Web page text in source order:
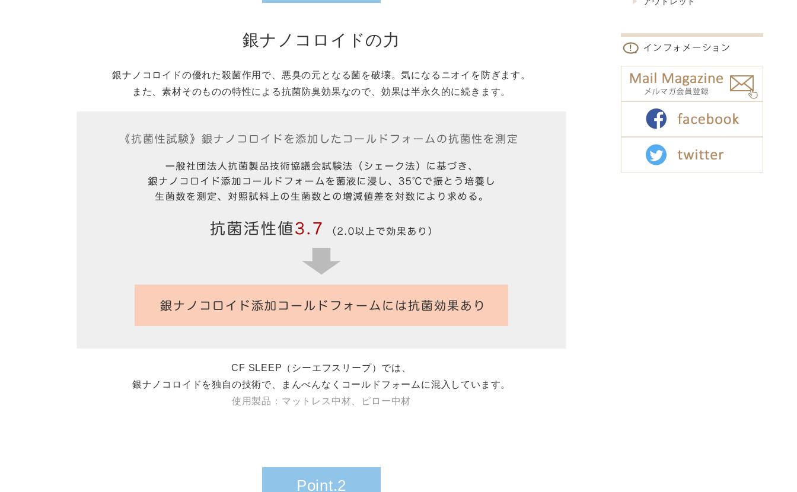
銀ナノコロイドの力
銀ナノコロイドの優れた殺菌作用で、悪臭の元となる菌を破壊。気になるニオイを防ぎます。
また、素材そのものの特性による抗菌防臭効果なので、効果は半永久的に続きます。
CF SLEEP（シーエフスリープ）では、
銀ナノコロイドを独自の技術で、まんべんなくコールドフォームに混入しています。
使用製品：マットレス中材、ピロー中材
Point.2